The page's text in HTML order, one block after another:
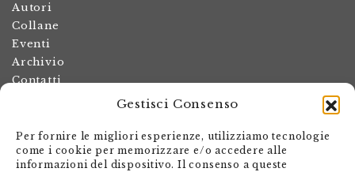
Gestisci Consenso
Per fornire le migliori esperienze, utilizziamo tecnologie
come i cookie per memorizzare e/o accedere alle
informazioni del dispositivo. Il consenso a queste
Autori
Collane
Eventi
Archivio
Contatti
Termini e condizioni
Spese di spedizione
Politica dei resi
Informativa sulla privacy